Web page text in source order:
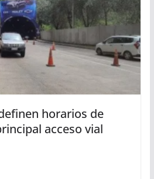
horarios de
acceso vial